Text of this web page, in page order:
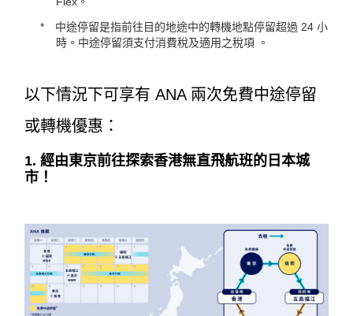
中途停留是指前往目的地途中的轉機地點停留超過 24 小
時。中途停留須支付消費稅及適用之稅項 。
以下情況下可享有 ANA 兩次免費中途停留
或轉機優惠：
1. 經由東京前往探索香港無直飛航班的日本城
市！